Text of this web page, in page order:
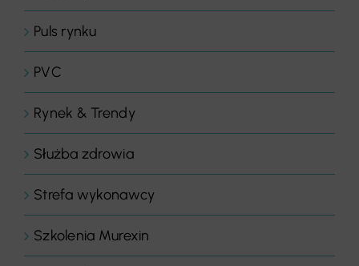
Puls rynku
PVC
Rynek & Trendy
Służba zdrowia
Strefa wykonawcy
Szkolenia Murexin